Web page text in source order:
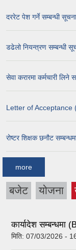
दररेट पेश गर्ने सम्बन्धी
डढेलो नियन्त्रण सम्बन्धी
सेवा करारमा कर्मचारी लिने
Letter of Acceptance
रोष्टर शिक्षक छनौट
more
बजेट योजना
कार्यादेश
मिति: 07/03/2026 -